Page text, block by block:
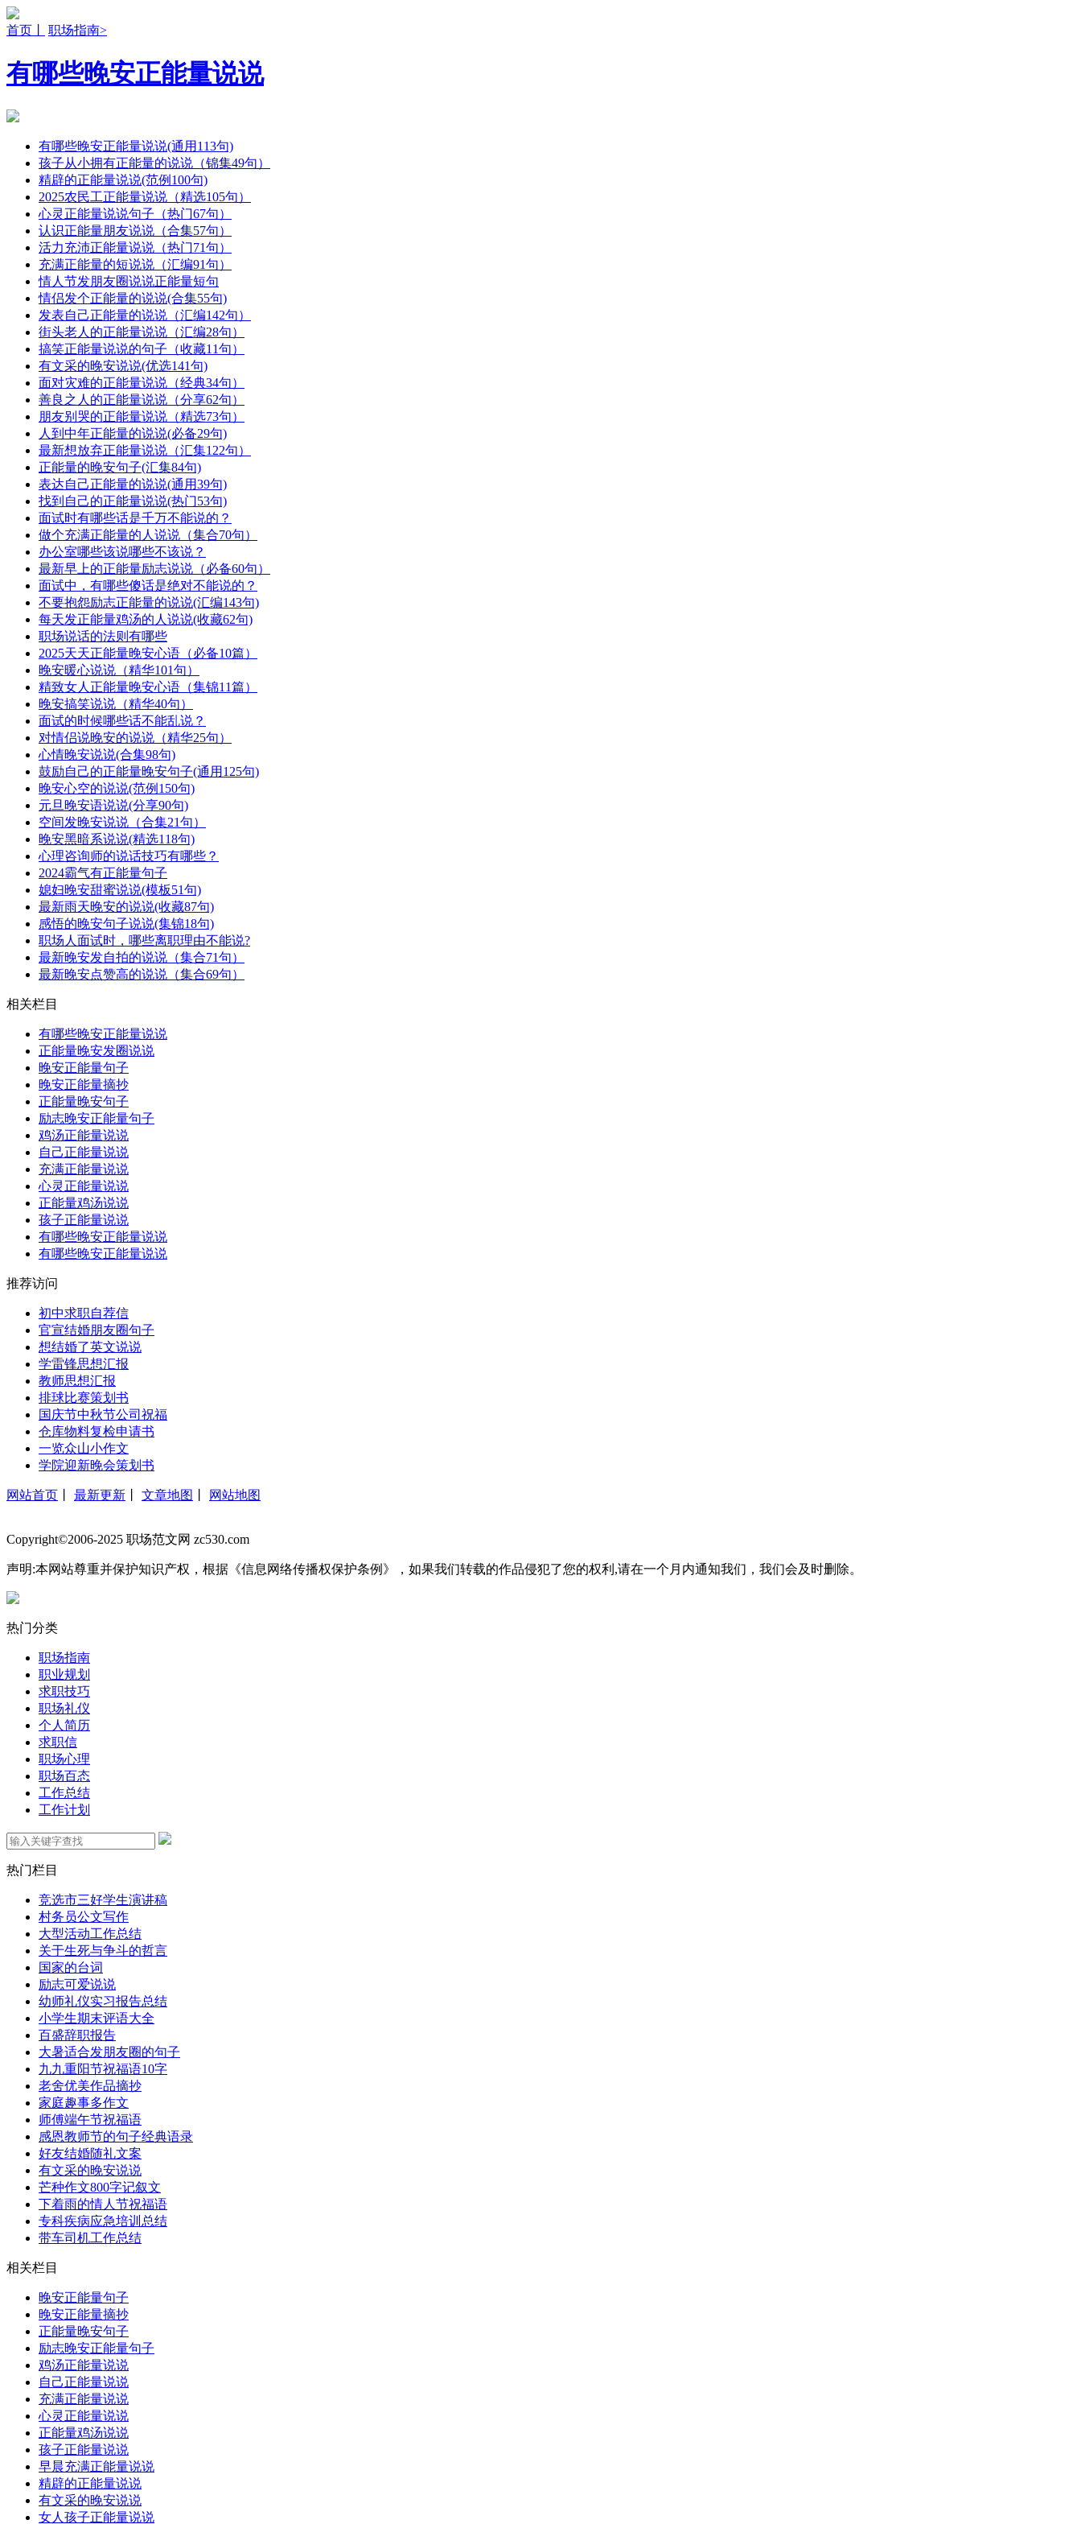
首页丨 职场指南>
有哪些晚安正能量说说
有哪些晚安正能量说说(通用113句)
孩子从小拥有正能量的说说（锦集49句）
精辟的正能量说说(范例100句)
2025农民工正能量说说（精选105句）
心灵正能量说说句子（热门67句）
认识正能量朋友说说（合集57句）
活力充沛正能量说说（热门71句）
充满正能量的短说说（汇编91句）
情人节发朋友圈说说正能量短句
情侣发个正能量的说说(合集55句)
发表自己正能量的说说（汇编142句）
街头老人的正能量说说（汇编28句）
搞笑正能量说说的句子（收藏11句）
有文采的晚安说说(优选141句)
面对灾难的正能量说说（经典34句）
善良之人的正能量说说（分享62句）
朋友别哭的正能量说说（精选73句）
人到中年正能量的说说(必备29句)
最新想放弃正能量说说（汇集122句）
正能量的晚安句子(汇集84句)
表达自己正能量的说说(通用39句)
找到自己的正能量说说(热门53句)
面试时有哪些话是千万不能说的？
做个充满正能量的人说说（集合70句）
办公室哪些该说哪些不该说？
最新早上的正能量励志说说（必备60句）
面试中，有哪些傻话是绝对不能说的？
不要抱怨励志正能量的说说(汇编143句)
每天发正能量鸡汤的人说说(收藏62句)
职场说话的法则有哪些
2025天天正能量晚安心语（必备10篇）
晚安暖心说说（精华101句）
精致女人正能量晚安心语（集锦11篇）
晚安搞笑说说（精华40句）
面试的时候哪些话不能乱说？
对情侣说晚安的说说（精华25句）
心情晚安说说(合集98句)
鼓励自己的正能量晚安句子(通用125句)
晚安心空的说说(范例150句)
元旦晚安语说说(分享90句)
空间发晚安说说（合集21句）
晚安黑暗系说说(精选118句)
心理咨询师的说话技巧有哪些？
2024霸气有正能量句子
媳妇晚安甜蜜说说(模板51句)
最新雨天晚安的说说(收藏87句)
感悟的晚安句子说说(集锦18句)
职场人面试时，哪些离职理由不能说?
最新晚安发自拍的说说（集合71句）
最新晚安点赞高的说说（集合69句）
相关栏目
有哪些晚安正能量说说
正能量晚安发圈说说
晚安正能量句子
晚安正能量摘抄
正能量晚安句子
励志晚安正能量句子
鸡汤正能量说说
自己正能量说说
充满正能量说说
心灵正能量说说
正能量鸡汤说说
孩子正能量说说
有哪些晚安正能量说说
有哪些晚安正能量说说
推荐访问
初中求职自荐信
官宣结婚朋友圈句子
想结婚了英文说说
学雷锋思想汇报
教师思想汇报
排球比赛策划书
国庆节中秋节公司祝福
仓库物料复检申请书
一览众山小作文
学院迎新晚会策划书
网站首页 最新更新 文章地图 网站地图
Copyright©2006-2025 职场范文网 zc530.com
声明:本网站尊重并保护知识产权，根据《信息网络传播权保护条例》，如果我们转载的作品侵犯了您的权利,请在一个月内通知我们，我们会及时删除。
热门分类
职场指南
职业规划
求职技巧
职场礼仪
个人简历
求职信
职场心理
职场百态
工作总结
工作计划
热门栏目
竞选市三好学生演讲稿
村务员公文写作
大型活动工作总结
关于生死与争斗的哲言
国家的台词
励志可爱说说
幼师礼仪实习报告总结
小学生期末评语大全
百盛辞职报告
大暑适合发朋友圈的句子
九九重阳节祝福语10字
老舍优美作品摘抄
家庭趣事多作文
师傅端午节祝福语
感恩教师节的句子经典语录
好友结婚随礼文案
有文采的晚安说说
芒种作文800字记叙文
下着雨的情人节祝福语
专科疾病应急培训总结
带车司机工作总结
相关栏目
晚安正能量句子
晚安正能量摘抄
正能量晚安句子
励志晚安正能量句子
鸡汤正能量说说
自己正能量说说
充满正能量说说
心灵正能量说说
正能量鸡汤说说
孩子正能量说说
早晨充满正能量说说
精辟的正能量说说
有文采的晚安说说
女人孩子正能量说说